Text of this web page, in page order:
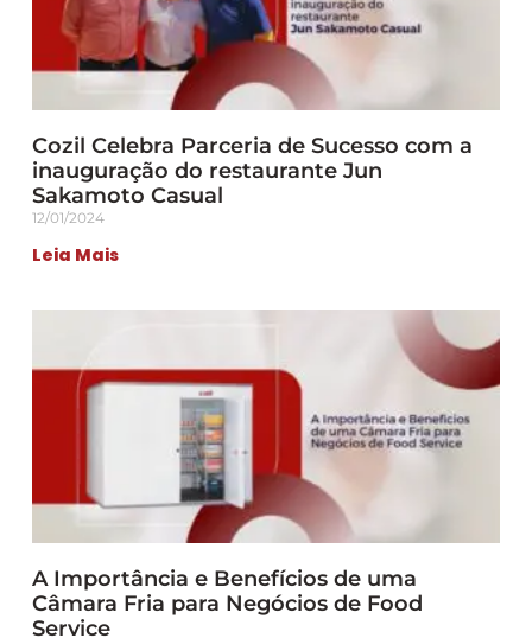
Cozil Celebra Parceria de Sucesso com a
inauguração do restaurante Jun
Sakamoto Casual
12/01/2024
Leia Mais
A Importância e Benefícios de uma
Câmara Fria para Negócios de Food
Service